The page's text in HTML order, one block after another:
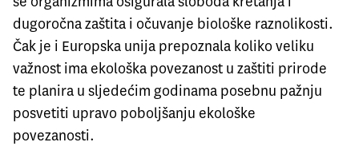
dugoročna zaštita i očuvanje biološke raznolikosti.
Čak je i Europska unija prepoznala koliko veliku
važnost ima ekološka povezanost u zaštiti prirode
te planira u sljedećim godinama posebnu pažnju
posvetiti upravo poboljšanju ekološke
povezanosti.